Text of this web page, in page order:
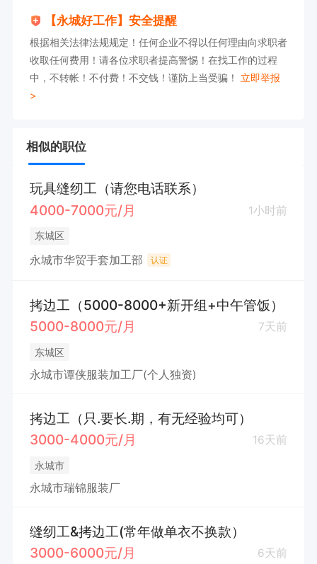
【永城好工作】安全提醒
根据相关法律法规规定！任何企业不得以任何理由向求职者
收取任何费用！请各位求职者提高警惕！在找工作的过程
中，不转帐！不付费！不交钱！谨防上当受骗！ 立即举报
>
相似的职位
玩具缝纫工（请您电话联系）
4000-7000元/月
1小时前
东城区
永城市华贸手套加工部 认证
拷边工（5000-8000+新开组+中午管饭）
5000-8000元/月
7天前
东城区
永城市谭侠服装加工厂(个人独资)
拷边工（只.要长.期，有无经验均可）
3000-4000元/月
16天前
永城市
永城市瑞锦服装厂
缝纫工&拷边工(常年做单衣不换款）
3000-6000元/月
6天前